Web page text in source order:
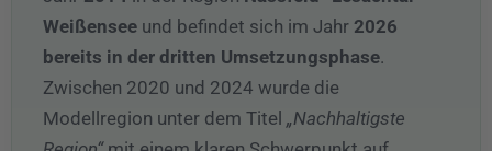
Weißensee und befindet sich im Jahr 2026
bereits in der dritten Umsetzungsphase.
Zwischen 2020 und 2024 wurde die
Modellregion unter dem Titel „Nachhaltigste